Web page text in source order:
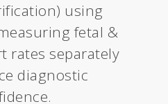
using
fetal &
rates separately
diagnostic